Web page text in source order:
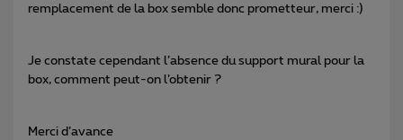
remplacement de la box semble donc prometteur, merci :)
Je constate cependant l’absence du support mural pour la
box, comment peut-on l’obtenir ?
Merci d’avance